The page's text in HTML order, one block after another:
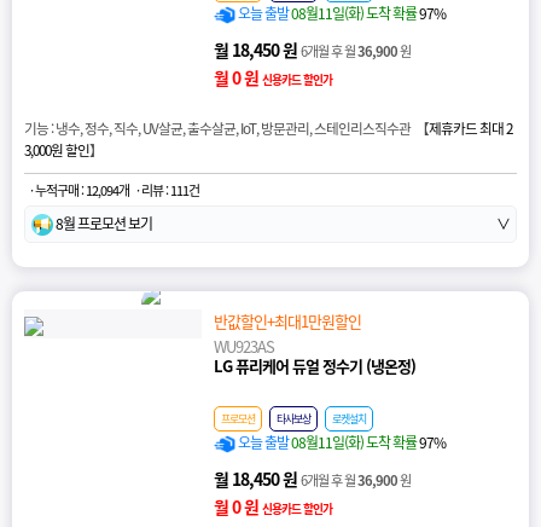
오늘 출발08월11일(화) 도착 확률97%
월 18,450 원6개월 후 월36,900원
월 0 원 신용카드 할인가
기능 : 냉수, 정수, 직수, UV살균, 출수살균, IoT, 방문관리, 스테인리스직수관 【제휴카드 최대 2
3,000원 할인】
· 누적구매 : 12,094개 · 리뷰 : 111건
8월 프로모션 보기 ∨
반값할인+최대1만원할인
WU923AS
LG 퓨리케어 듀얼 정수기 (냉온정)
프로모션 타사보상 로켓설치
오늘 출발08월11일(화) 도착 확률97%
월 18,450 원6개월 후 월36,900원
월 0 원 신용카드 할인가